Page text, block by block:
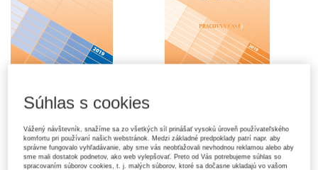
Účtovníctvo pre 3. ročník
obchodných akadémií
obchodných akadémií,
pracovná časť
Súhlas s cookies
Vážený návštevník, snažíme sa zo všetkých síl prinášať vysokú úroveň používateľského
komfortu pri používaní našich webstránok. Medzi základné predpoklady patrí napr. aby
správne fungovalo vyhľadávanie, aby sme vás neobťažovali nevhodnou reklamou alebo aby
sme mali dostatok podnetov, ako web vylepšovať. Preto od Vás potrebujeme súhlas so
spracovaním súborov cookies, t. j. malých súborov, ktoré sa dočasne ukladajú vo vašom